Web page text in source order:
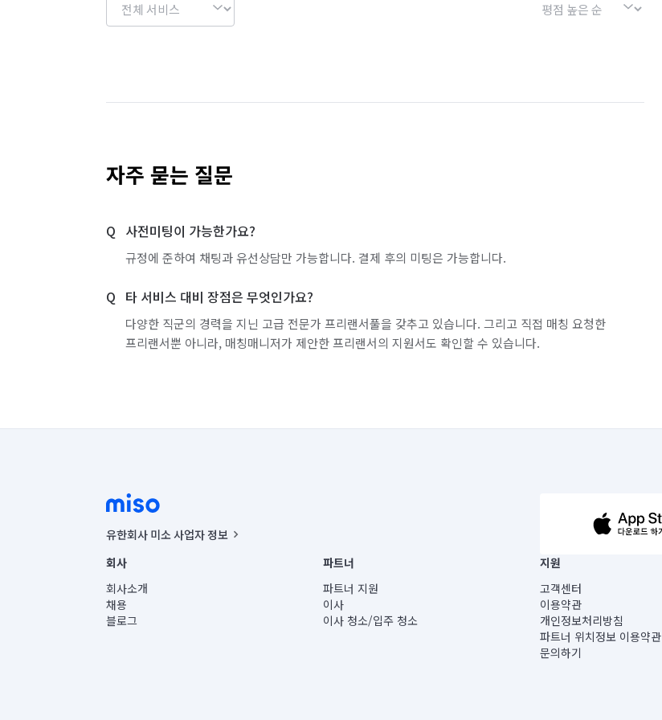
자주 묻는 질문
사전미팅이 가능한가요?
규정에 준하여 채팅과 유선상담만 가능합니다. 결제 후의 미팅은 가능합니다.
타 서비스 대비 장점은 무엇인가요?
다양한 직군의 경력을 지닌 고급 전문가 프리랜서풀을 갖추고 있습니다. 그리고 직접 매칭 요청한
프리랜서뿐 아니라, 매칭매니저가 제안한 프리랜서의 지원서도 확인할 수 있습니다.
유한회사 미소 사업자 정보
사업자등록번호 : 291-87-00271 | 인허가번호 : 2016-3220163-14-5-00019 |
통신판매신고번호 : 2024-서울종로-1400(공정거래위원회 정보) |
대표이사 : CHING VICTOR COLUMBIA RHEE
주소 | 본사: 서울특별시 종로구 율곡로 6(중학동, 트윈트리빌딩) B동 5층
컨택센터 : 서울특별시 종로구 수송동 율곡로 24, 7층, 8층 미소
회사
회사소개
채용
블로그
파트너
파트너 지원
이사
이사 청소/입주 청소
지원
고객센터
이용약관
개인정보처리방침
파트너 위치정보 이용약관
문의하기